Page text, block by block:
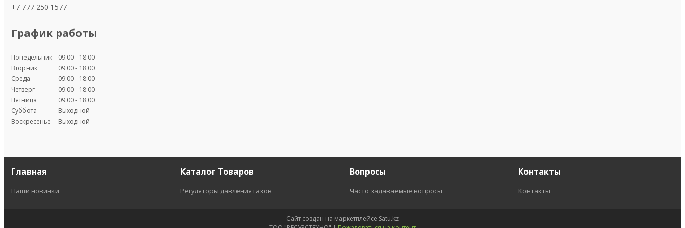
+7 777 250 1577
График работы
Понедельник 09:00
18:00
Вторник
09:00
18:00
Среда
09:00
18:00
Четверг
09:00
18:00
Пятница
09:00
18:00
Суббота
Выходной
Воскресенье
Выходной
Главная
Наши новинки
Каталог Товаров
Регуляторы давления газов
Вопросы
Часто задаваемые вопросы
Контакты
Контакты
Сайт создан на маркетплейсе Satu.kz